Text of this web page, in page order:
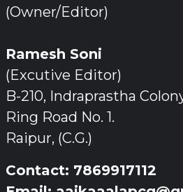
(Owner/Editor)
Ramesh Soni
(Excutive Editor)
B-210, Indraprastha
Ring Road No. 1.
Raipur, (C.G.)
Contact: 7869917112